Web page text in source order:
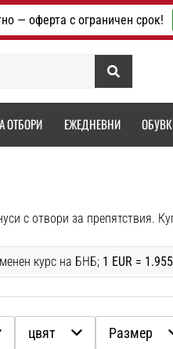
— оферта с ограничен срок!
Търсене
ОТБОРИ ЕЖЕДНЕВНИ
курс на БНБ; 1 EUR =
цвят Размер